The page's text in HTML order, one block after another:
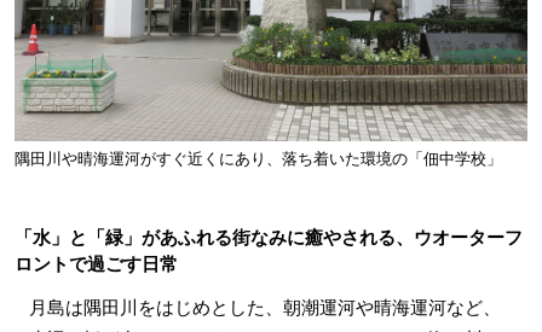
隅田川や晴海運河がすぐ近くにあり、落ち着いた環境の「佃中学校」
「水」と「緑」があふれる街なみに癒やされる、ウオーターフ
ロントで過ごす日常
月島は隅田川をはじめとした、朝潮運河や晴海運河など、